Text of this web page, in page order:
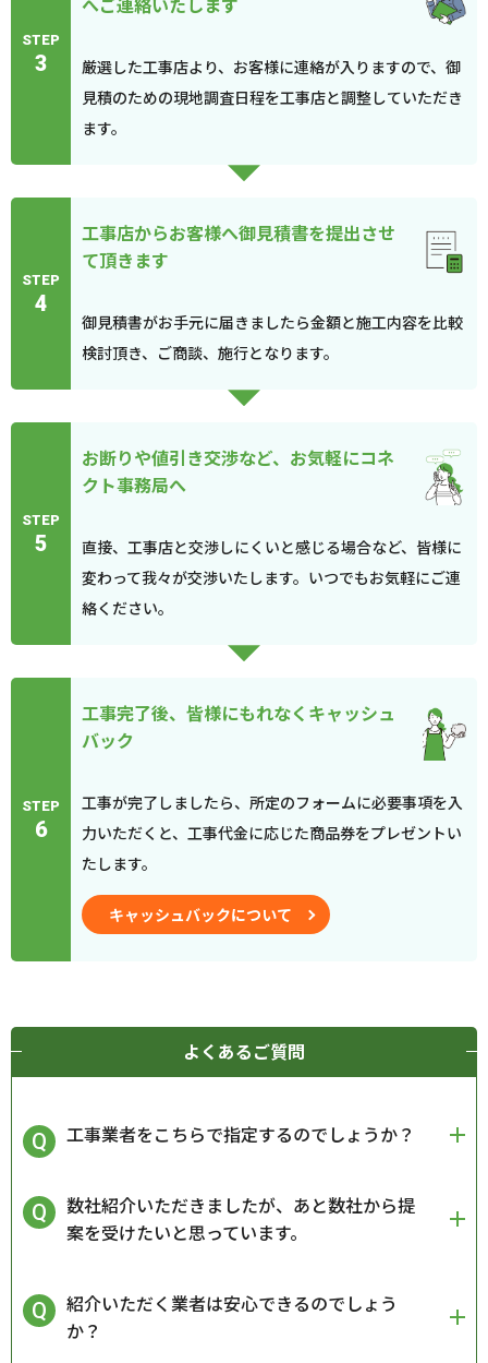
STEP
3
厳選した工事店より、お客様に連絡が入りますので、御
見積のための現地調査日程を工事店と調整していただき
ます。
STEP
4
工事店からお客様へ御見積書を提出させ
て頂きます
御見積書がお手元に届きましたら金額と施工内容を比較
検討頂き、ご商談、施行となります。
STEP
5
お断りや値引き交渉など、お気軽にコネ
クト事務局へ
直接、工事店と交渉しにくいと感じる場合など、皆様に
変わって我々が交渉いたします。いつでもお気軽にご連
絡ください。
STEP
6
工事完了後、皆様にもれなくキャッシュ
バック
工事が完了しましたら、所定のフォームに必要事項を入
力いただくと、工事代金に応じた商品券をプレゼントい
たします。
キャッシュバックについて
よくあるご質問
工事業者をこちらで指定するのでしょうか？
数社紹介いただきましたが、あと数社から提
案を受けたいと思っています。
紹介いただく業者は安心できるのでしょう
か？